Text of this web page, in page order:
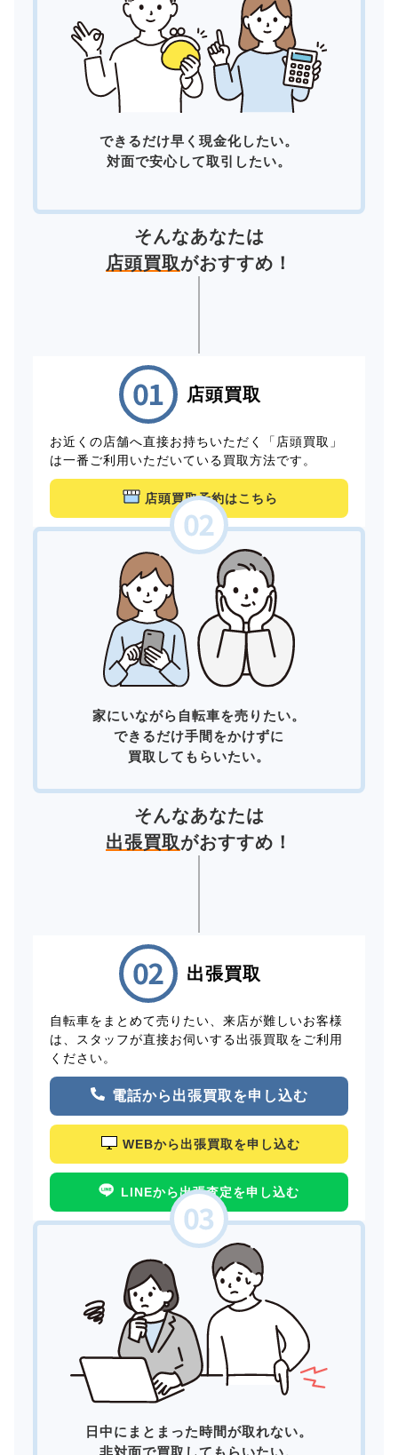
できるだけ早く現金化したい。
対面で安心して取引したい。
そんなあなたは
店頭買取がおすすめ！
店頭買取
お近くの店舗へ直接お持ちいただく「店頭買取」
は一番ご利用いただいている買取方法です。
店頭買取予約はこちら
家にいながら自転車を売りたい。
できるだけ手間をかけずに
買取してもらいたい。
そんなあなたは
出張買取がおすすめ！
出張買取
自転車をまとめて売りたい、来店が難しいお客様
は、スタッフが直接お伺いする出張買取をご利用
ください。
電話から出張買取を申し込む
WEBから出張買取を申し込む
LINEから出張査定を申し込む
日中にまとまった時間が取れない。